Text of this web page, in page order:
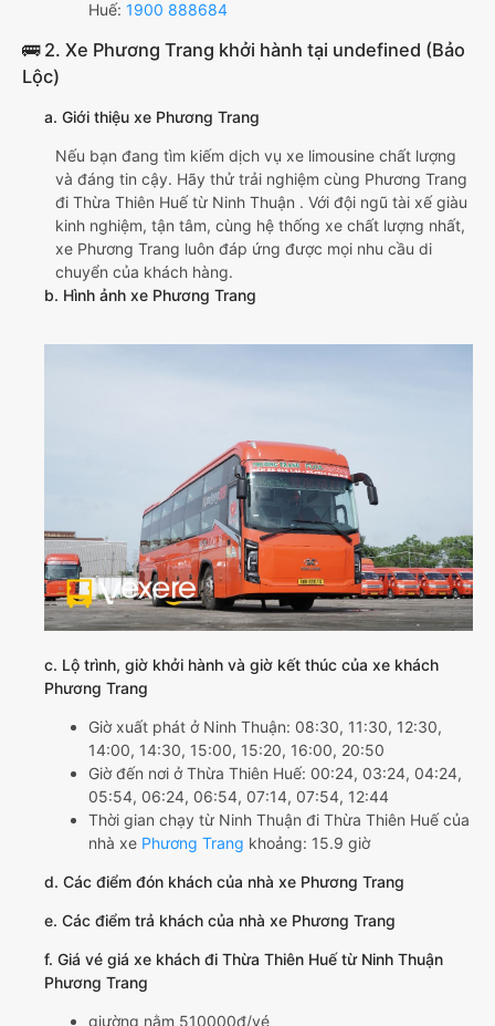
Huế: 1900 888684
🚌 2. Xe Phương Trang khởi hành tại undefined (Bảo
Lộc)
a. Giới thiệu xe Phương Trang
Nếu bạn đang tìm kiếm dịch vụ xe limousine chất lượng
và đáng tin cậy. Hãy thử trải nghiệm cùng Phương Trang
đi Thừa Thiên Huế từ Ninh Thuận . Với đội ngũ tài xế giàu
kinh nghiệm, tận tâm, cùng hệ thống xe chất lượng nhất,
xe Phương Trang luôn đáp ứng được mọi nhu cầu di
chuyển của khách hàng.
b. Hình ảnh xe Phương Trang
c. Lộ trình, giờ khởi hành và giờ kết thúc của xe khách
Phương Trang
Giờ xuất phát ở Ninh Thuận: 08:30, 11:30, 12:30,
14:00, 14:30, 15:00, 15:20, 16:00, 20:50
Giờ đến nơi ở Thừa Thiên Huế: 00:24, 03:24, 04:24,
05:54, 06:24, 06:54, 07:14, 07:54, 12:44
Thời gian chạy từ Ninh Thuận đi Thừa Thiên Huế của
nhà xe Phương Trang khoảng: 15.9 giờ
d. Các điểm đón khách của nhà xe Phương Trang
e. Các điểm trả khách của nhà xe Phương Trang
f. Giá vé giá xe khách đi Thừa Thiên Huế từ Ninh Thuận
Phương Trang
giường nằm 510000đ/vé